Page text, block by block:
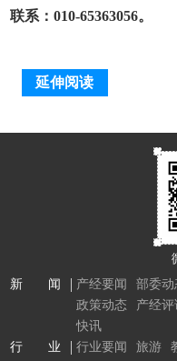
联系：010-65363056。
延伸阅读
新 闻
产经要闻 部委动
政策动态
产经评
快讯
行 业
行业要闻 旅游